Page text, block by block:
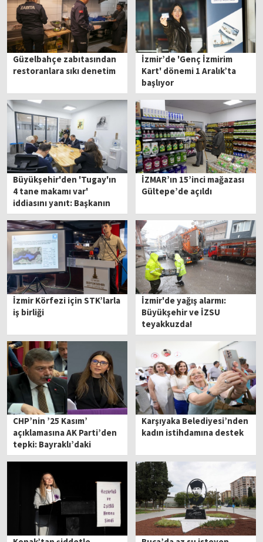
Güzelbahçe zabıtasından
restoranlara sıkı denetim
İzmir’de 'Genç İzmirim
Kart' dönemi 1 Aralık’ta
başlıyor
Büyükşehir'den 'Tugay'ın
4 tane makamı var'
iddiasını yanıt: Başkanın
makamı yok, açık ofisi var
İZMAR’ın 15’inci mağazası
Gültepe’de açıldı
İzmir Körfezi için STK’larla
iş birliği
İzmir'de yağış alarmı:
Büyükşehir ve İZSU
teyakkuzda!
CHP’nin ’25 Kasım’
açıklamasına AK Parti’den
tepki: Bayraklı’daki
şiddeti de konuşmalıydı!
Karşıyaka Belediyesi’nden
kadın istihdamına destek